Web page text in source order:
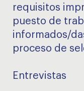
requisitos
puesto de
informados/
proceso de
Entrevistas